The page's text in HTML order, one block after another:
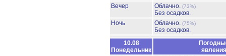
Вечер
Облачно. (73%)
Без осадков.
Ночь
Облачно. (75%)
Без осадков.
10.08
Понедельник
явления